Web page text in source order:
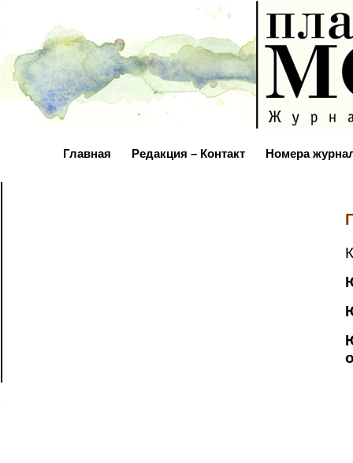
Главная Редакция – Контакт Номера